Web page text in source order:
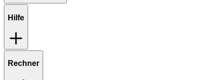
Hilfe
Rechner